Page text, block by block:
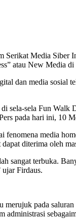
Serikat Media Siber
atau New Media di
dan media sosial
sela-sela Fun
pada hari ini, 10
fenomena media
diterima oleh
sangat terbuka.
ujar Firdaus.
merujuk pada
administrasi